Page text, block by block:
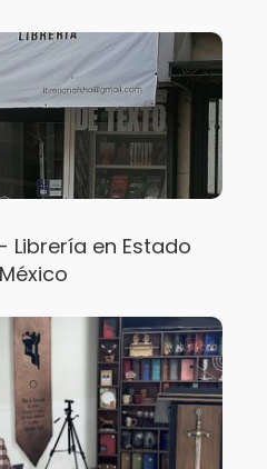
Librería en Estado